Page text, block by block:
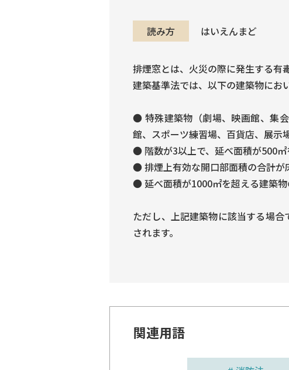
読み方 はいえんまど
排煙窓とは、火災の際に発生する有
建築基準法では、以下の建築物にお
● 特殊建築物（劇場、映画館、集
館、スポーツ練習場、百貨店、展示
● 階数が3以上で、延べ面積が500
● 排煙上有効な開口部面積の合計が
● 延べ面積が1000㎡を超える建築
ただし、上記建築物に該当する場
されます。
関連用語